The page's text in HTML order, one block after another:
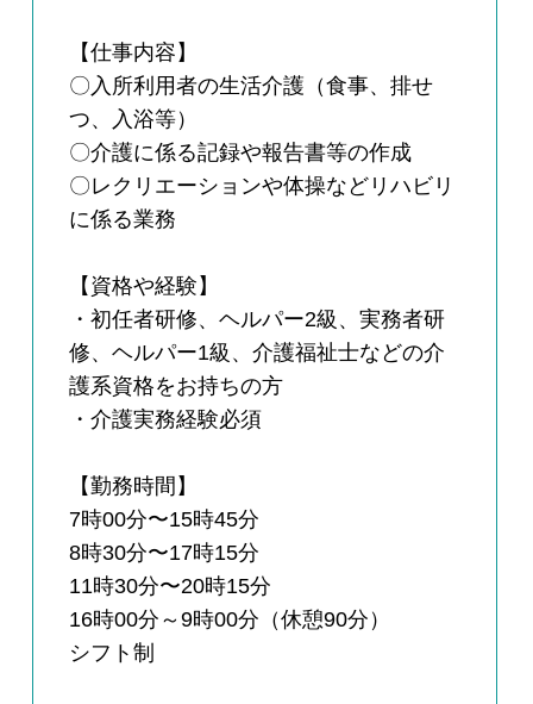
【仕事内容】
〇入所利用者の生活介護（食事、排せ
つ、入浴等）
〇介護に係る記録や報告書等の作成
〇レクリエーションや体操などリハビリ
に係る業務
【資格や経験】
・初任者研修、ヘルパー2級、実務者研
修、ヘルパー1級、介護福祉士などの介
護系資格をお持ちの方
・介護実務経験必須
【勤務時間】
7時00分〜15時45分
8時30分〜17時15分
11時30分〜20時15分
16時00分～9時00分（休憩90分）
シフト制